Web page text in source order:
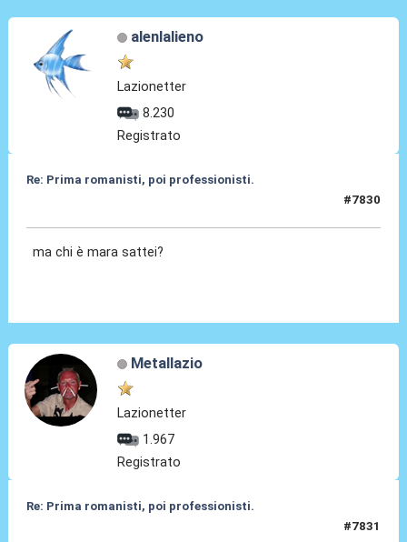
alenlalieno
Lazionetter
8.230
Registrato
Re: Prima romanisti, poi professionisti.
#7830
ma chi è mara sattei?
Metallazio
Lazionetter
1.967
Registrato
Re: Prima romanisti, poi professionisti.
#7831